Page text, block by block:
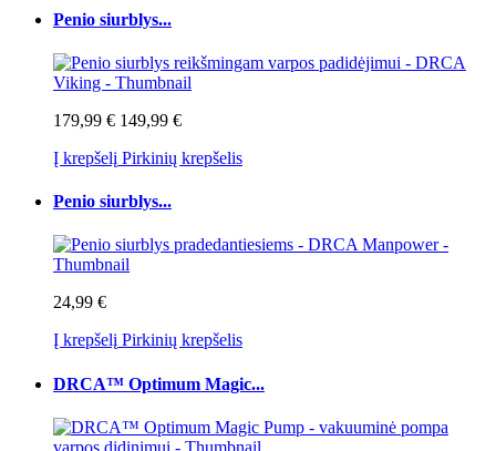
Penio siurblys...
179,99 € 149,99 €
Į krepšelį Pirkinių krepšelis
Penio siurblys...
24,99 €
Į krepšelį Pirkinių krepšelis
DRCA™ Optimum Magic...